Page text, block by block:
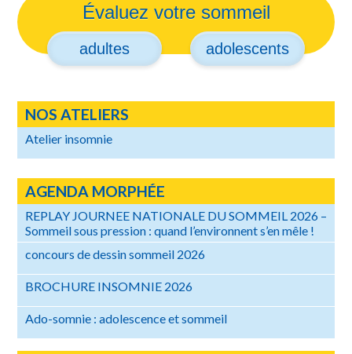
Évaluez votre sommeil
adultes adolescents
NOS ATELIERS
Atelier insomnie
AGENDA MORPHÉE
REPLAY JOURNEE NATIONALE DU SOMMEIL 2026 –
Sommeil sous pression : quand l’environnent s’en mêle !
concours de dessin sommeil 2026
BROCHURE INSOMNIE 2026
Ado-somnie : adolescence et sommeil